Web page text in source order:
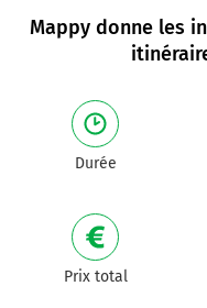
Mappy donne les
Durée
Prix total